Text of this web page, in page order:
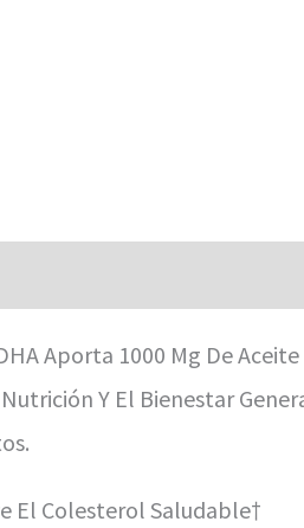
Aporta 1000 Mg De
Y El Bienestar
El Colesterol Saludable†